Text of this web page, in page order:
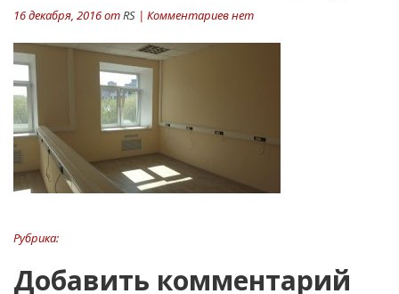
16 декабря, 2016 отRS | Комментариев нет
Рубрика:
Добавить комментарий